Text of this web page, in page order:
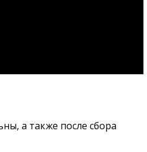
а также после сбора